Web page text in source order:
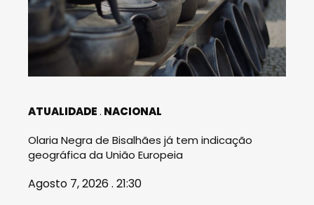
ATUALIDADE NACIONAL
Olaria Negra de Bisalhães já tem indicação
geográfica da União Europeia
Agosto 7, 2026 . 21:30